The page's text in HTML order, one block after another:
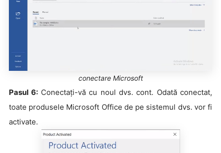
conectare Microsoft
Pasul 6: Conectați-vă cu noul dvs. cont. Odată conectat,
toate produsele Microsoft Office de pe sistemul dvs. vor fi
activate.